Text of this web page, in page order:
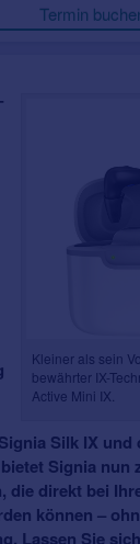
Termin
Kleiner als sein
bewährter IX-
Active Mini IX.
Silk IX und
Signia nun
die direkt bei
können –
Lassen Sie